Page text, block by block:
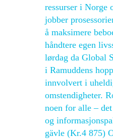
ressurser i Norge
jobber
å maksimere
håndtere egen
lørdag da Global
i Ramuddens
innvolvert i
omstendigheter.
noen for alle –
og
gävle (Kr.4 875)